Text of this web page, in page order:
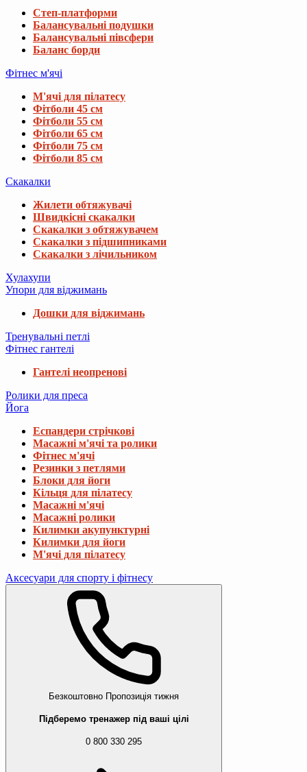
Степ-платформи
Балансувальні подушки
Балансувальні півсфери
Баланс борди
Фітнес м'ячі
М'ячі для пілатесу
Фітболи 45 см
Фітболи 55 см
Фітболи 65 см
Фітболи 75 см
Фітболи 85 см
Скакалки
Жилети обтяжувачі
Швидкісні скакалки
Скакалки з обтяжувачем
Скакалки з підшипниками
Скакалки з лічильником
Хулахупи
Упори для віджимань
Дошки для віджимань
Тренувальні петлі
Фітнес гантелі
Гантелі неопренові
Ролики для преса
Йога
Еспандери стрічкові
Масажні м'ячі та ролики
Фітнес м'ячі
Резинки з петлями
Блоки для йоги
Кільця для пілатесу
Масажні м'ячі
Масажні ролики
Килимки акупунктурні
Килимки для йоги
М'ячі для пілатесу
Аксесуари для спорту і фітнесу
Безкоштовно Пропозиція тижня
Підберемо тренажер під ваші цілі
0 800 330 295